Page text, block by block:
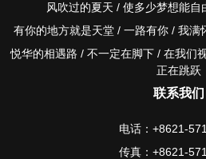
风吹过的夏天 / 使多少梦想能
有你的地方就是天堂 / 一路有你 / 我满
悦华的相遇路 / 不一定在脚下 / 在我们
正在跳跃
联系我们
电话：+8621-
传真：+8621-